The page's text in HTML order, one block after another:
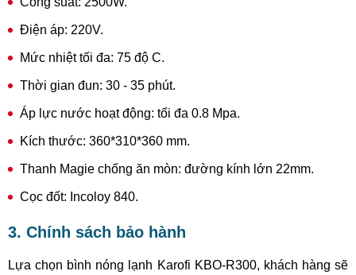
Điện áp: 220V.
Mức nhiệt tối đa: 75 độ C.
Thời gian đun: 30 - 35 phút.
Áp lực nước hoạt động: tối đa 0.8 Mpa.
Kích thước: 360*310*360 mm.
Thanh Magie chống ăn mòn: đường kính lớn 22mm.
Cọc đốt: Incoloy 840.
3. Chính sách bảo hành
Lựa chọn bình nóng lạnh Karofi KBO-R300, khách hàng sẽ